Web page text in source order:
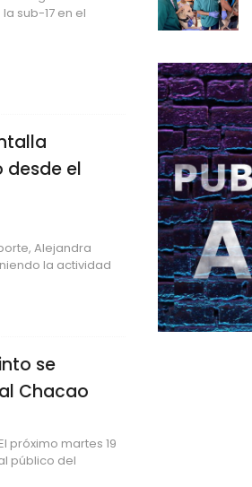
sub-17 en el
desde el
Alejandra
la actividad
se
Chacao
próximo martes 19
público del